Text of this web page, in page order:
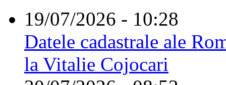
19/07/2026 - 10:28
Datele cadastrale ale
la Vitalie Cojocari